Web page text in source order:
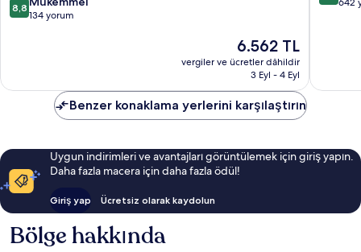
üzerinden
8,8
134 yorum
Güncel
fiyat:
6.562 TL
6.562 TL
vergiler ve ücretler dâhildir
3 Eyl - 4 Eyl
Benzer konaklama yerlerini karşılaştırın
Uygun indirimleri ve avantajları görüntülemek için giriş yapın.
Daha fazla macera için daha fazla ödül!
Giriş yap Ücretsiz olarak kaydolun
Bölge hakkında